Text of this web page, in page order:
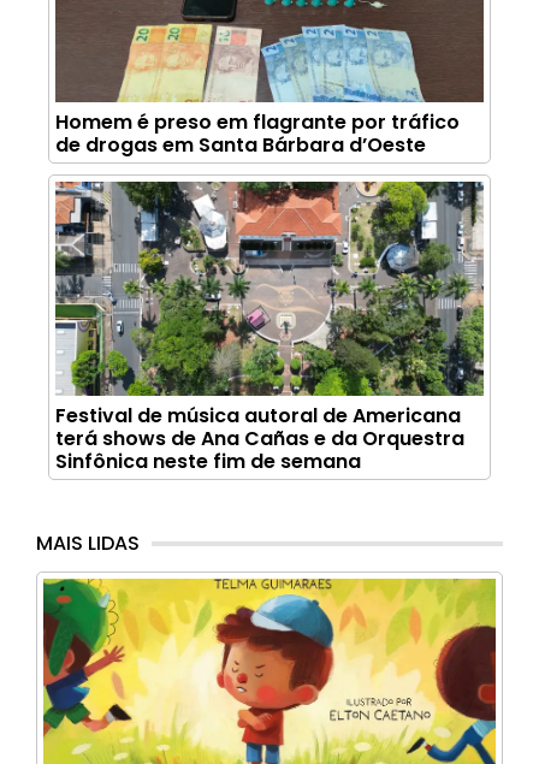
Homem é preso em flagrante por tráfico
de drogas em Santa Bárbara d’Oeste
Festival de música autoral de Americana
terá shows de Ana Cañas e da Orquestra
Sinfônica neste fim de semana
MAIS LIDAS